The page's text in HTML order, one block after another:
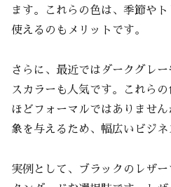
ます。これらの色は、季節や
使えるのもメリットです。
さらに、最近ではダークグレ
スカラーも人気です。これら
ほどフォーマルではありませ
象を与えるため、幅広いビジネ
実例として、ブラックのレザ